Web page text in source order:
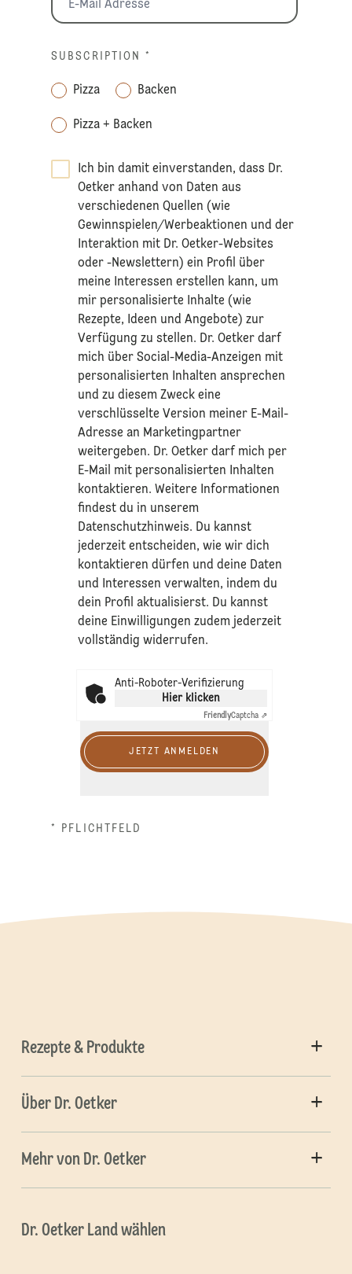
SUBSCRIPTION *
Pizza Backen
Pizza + Backen
Ich bin damit einverstanden, dass Dr.
Oetker anhand von Daten aus
verschiedenen Quellen (wie
Gewinnspielen/Werbeaktionen und der
Interaktion mit Dr. Oetker-Websites
oder -Newslettern) ein Profil über
meine Interessen erstellen kann, um
mir personalisierte Inhalte (wie
Rezepte, Ideen und Angebote) zur
Verfügung zu stellen. Dr. Oetker darf
mich über Social-Media-Anzeigen mit
personalisierten Inhalten ansprechen
und zu diesem Zweck eine
verschlüsselte Version meiner E-Mail-
Adresse an Marketingpartner
weitergeben. Dr. Oetker darf mich per
E-Mail mit personalisierten Inhalten
kontaktieren. Weitere Informationen
findest du in unserem
Datenschutzhinweis. Du kannst
jederzeit entscheiden, wie wir dich
kontaktieren dürfen und deine Daten
und Interessen verwalten, indem du
dein Profil aktualisierst. Du kannst
deine Einwilligungen zudem jederzeit
vollständig widerrufen.
Anti-Roboter-Verifizierung
Hier klicken
FriendlyCaptcha ⇗
JETZT ANMELDEN
* PFLICHTFELD
Rezepte & Produkte
Über Dr. Oetker
Mehr von Dr. Oetker
Dr. Oetker Land wählen